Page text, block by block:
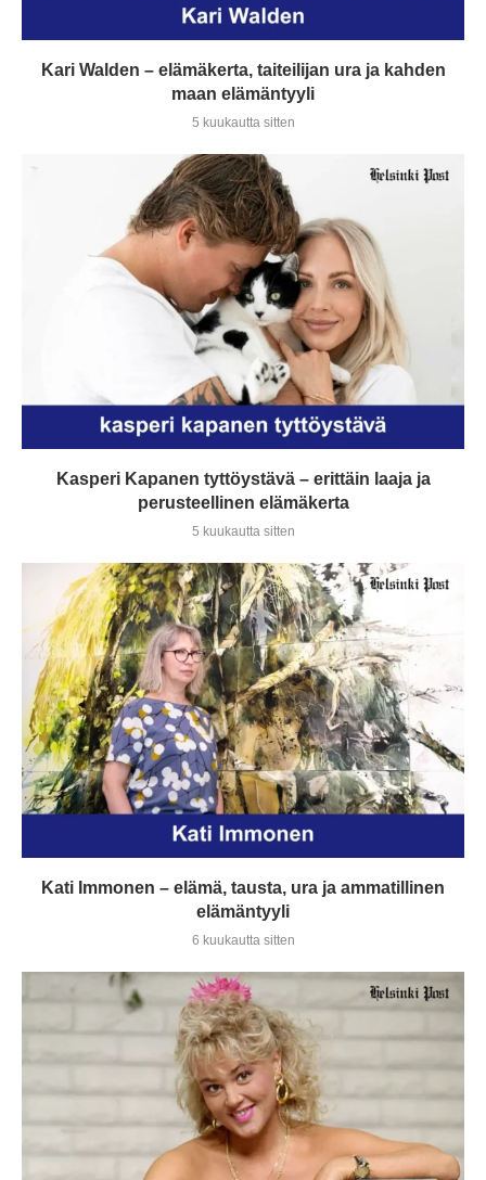
Kari Walden – elämäkerta, taiteilijan ura ja kahden
maan elämäntyyli
5 kuukautta sitten
Kasperi Kapanen tyttöystävä – erittäin laaja ja
perusteellinen elämäkerta
5 kuukautta sitten
Kati Immonen – elämä, tausta, ura ja ammatillinen
elämäntyyli
6 kuukautta sitten